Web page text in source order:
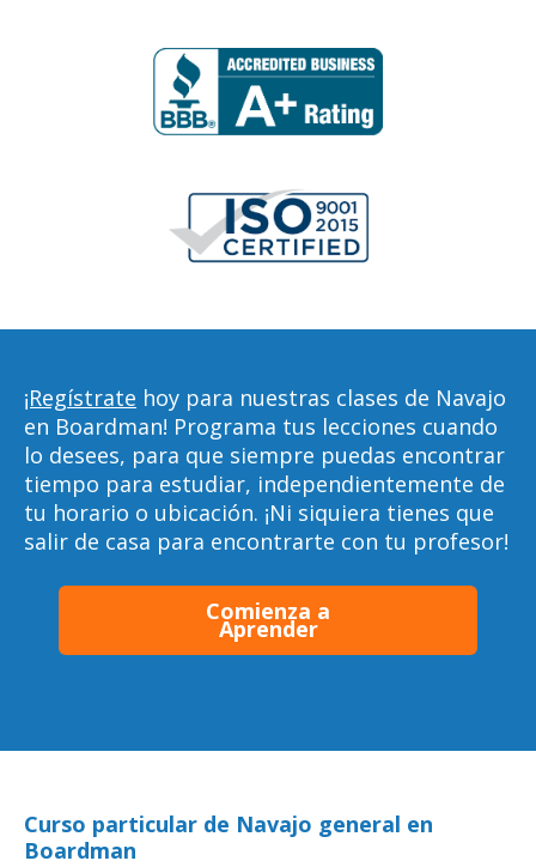
¡Regístrate hoy para nuestras clases de Navajo
en Boardman! Programa tus lecciones cuando
lo desees, para que siempre puedas encontrar
tiempo para estudiar, independientemente de
tu horario o ubicación. ¡Ni siquiera tienes que
salir de casa para encontrarte con tu profesor!
Comienza a
Aprender
Curso particular de Navajo general en
Boardman